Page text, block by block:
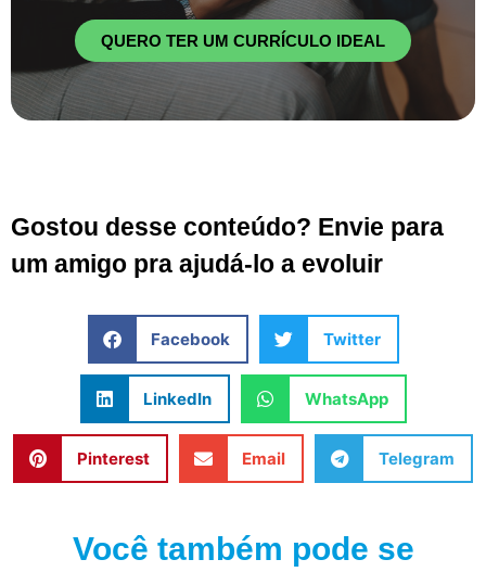
QUERO TER UM CURRÍCULO IDEAL
Gostou desse conteúdo? Envie para
um amigo pra ajudá-lo a evoluir
Facebook Twitter
LinkedIn WhatsApp
Pinterest Email Telegram
Você também pode se